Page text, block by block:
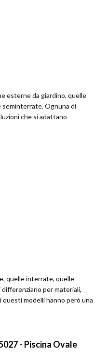
esterne da giardino, quelle
Ognuna di
che si adattano
quelle interrate, quelle
per materiali,
modelli hanno però una
- Piscina Ovale